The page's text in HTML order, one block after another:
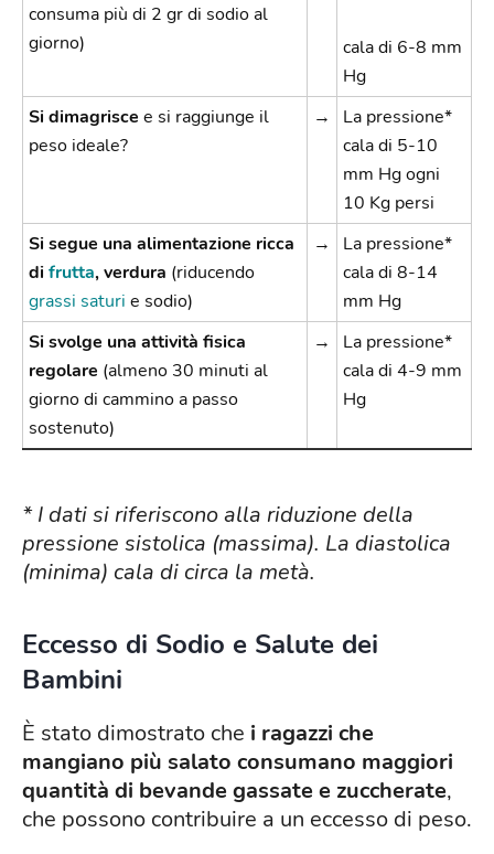
consuma più di 2 gr di sodio al
giorno)
cala di 6-8 mm
Hg
Si dimagrisce e si raggiunge il
peso ideale?
→
La pressione*
cala di 5-10
mm Hg ogni
10 Kg persi
Si segue una alimentazione ricca
difrutta, verdura (riducendo
grassi saturi e sodio)
→
La pressione*
cala di 8-14
mm Hg
Si svolge una attività fisica
regolare (almeno 30 minuti al
giorno di cammino a passo
sostenuto)
→
La pressione*
cala di 4-9 mm
Hg
* I dati si riferiscono alla riduzione della
pressione sistolica (massima). La diastolica
(minima) cala di circa la metà.
Eccesso di Sodio e Salute dei
Bambini
È stato dimostrato che i ragazzi che
mangiano più salato consumano maggiori
quantità di bevande gassate e zuccherate,
che possono contribuire a un eccesso di peso.